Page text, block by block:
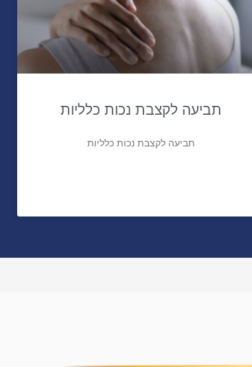
תביעה לקצבת נכות כלליות
תביעה לקצבת נכות כלליות